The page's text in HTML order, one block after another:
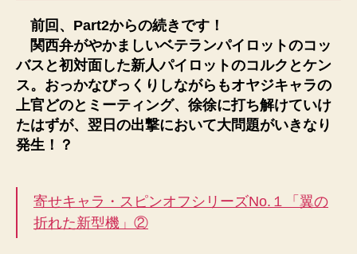
前回、Part2からの続きです！
関西弁がやかましいベテランパイロットのコッ
バスと初対面した新人パイロットのコルクとケン
ス。おっかなびっくりしながらもオヤジキャラの
上官どのとミーティング、徐徐に打ち解けていけ
たはずが、翌日の出撃において大問題がいきなり
発生！？
寄せキャラ・スピンオフシリーズNo.１「翼の
折れた新型機」②